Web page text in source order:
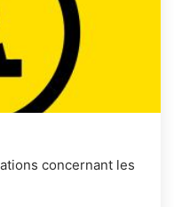
concernant les